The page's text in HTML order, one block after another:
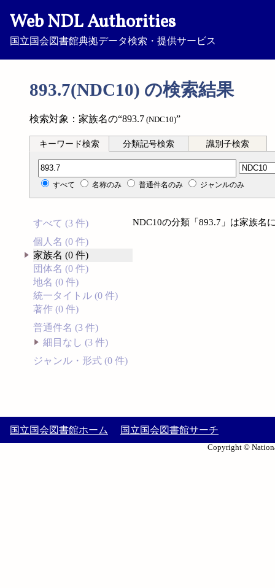
Web NDL Authorities
国立国会図書館典拠データ検索・提供サービス
893.7(NDC10) の検索結果
検索対象：家族名の“893.7 (NDC10)”
キーワード検索 分類記号検索 識別子検索
分類記号検索
すべて 名称のみ 普通件名のみ ジャンルのみ
すべて (3 件)
個人名 (0 件)
家族名 (0 件)
団体名 (0 件)
地名 (0 件)
統一タイトル (0 件)
著作 (0 件)
普通件名 (3 件)
細目なし (3 件)
ジャンル・形式 (0 件)
NDC10の分類「893.7」は家族名
国立国会図書館ホーム 国立国会図書館サーチ
Copyright ©